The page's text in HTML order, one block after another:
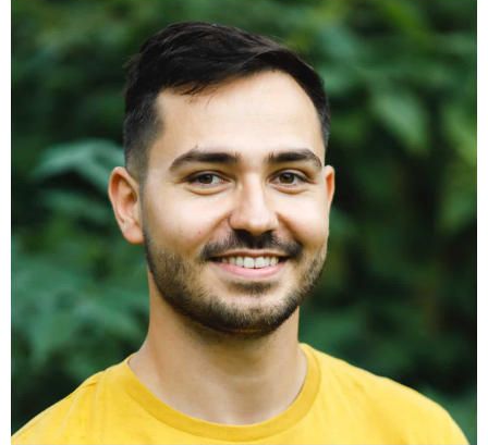
Natacha est une indépendante dans le milieu artistique
qui au fil du temps a affûté sa sensibilité et son attrait
pour l’aspect figuratif de chaque chose. Après une année
de formation de 200h chez Karma Yoga en 2022-23,
l’opportunité d’y développer ses qualités s’est vite
présentée. Ses cours sont basés sur l’histoire et la
symbolique des postures pour en conscientiser
davantage leurs bienfaits sur le corps et le mental, tout
cela avec authenticité, empathie et goût du partage.